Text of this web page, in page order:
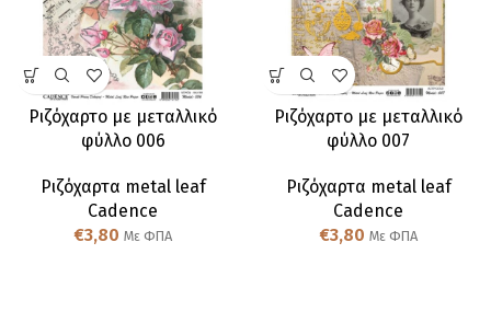
Ριζόχαρτο με μεταλλικό
φύλλο 006
Ριζόχαρτα metal leaf
Cadence
€3,80 Με ΦΠΑ
Ριζόχαρτο με μεταλλικό
φύλλο 007
Ριζόχαρτα metal leaf
Cadence
€3,80 Με ΦΠΑ